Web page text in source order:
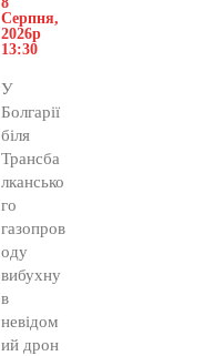
Серпня,
2026р
13:30
У
Болгарії
біля
Трансба
лкансько
го
газопров
оду
вибухну
в
невідом
ий дрон